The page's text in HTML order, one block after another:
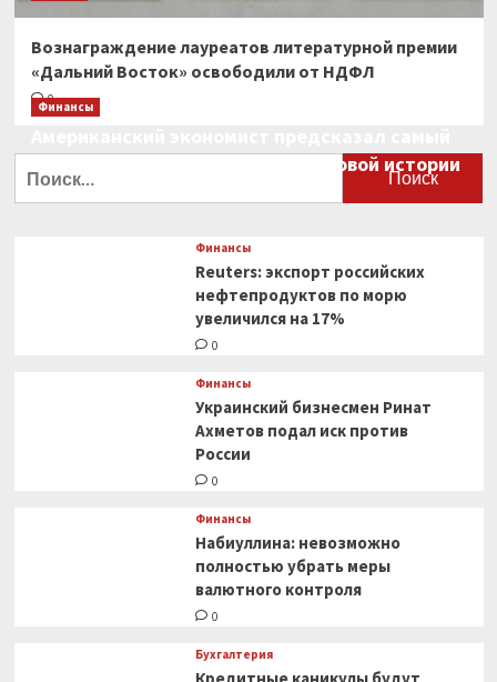
Вознаграждение лауреатов литературной премии
«Дальний Восток» освободили от НДФЛ
0
Финансы
большой финансовый крах в мировой истории
Финансы
Reuters: экспорт российских
нефтепродуктов по морю
увеличился на 17%
0
Финансы
Украинский бизнесмен Ринат
Ахметов подал иск против
России
0
Финансы
Набиуллина: невозможно
полностью убрать меры
валютного контроля
0
Бухгалтерия
Кредитные каникулы будут